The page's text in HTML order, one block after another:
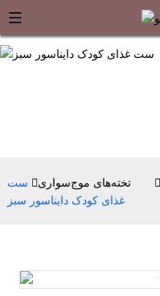
تخته‌های موج‌سواری
ست
غذای کودک دایناسور سبز